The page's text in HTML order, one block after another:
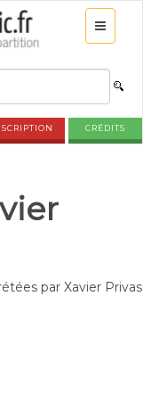
CRÉDITS
par Xavier Privas